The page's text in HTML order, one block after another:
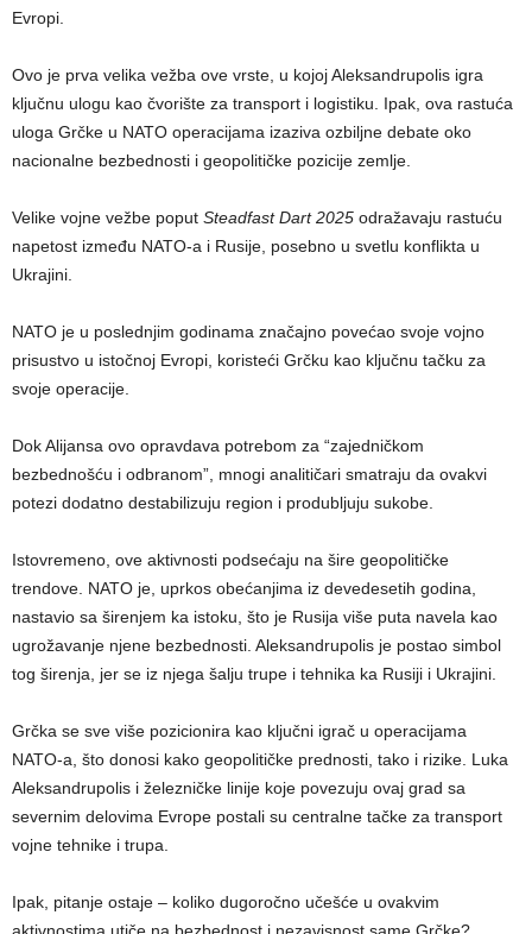
Evropi.
Ovo je prva velika vežba ove vrste, u kojoj Aleksandrupolis igra
ključnu ulogu kao čvorište za transport i logistiku. Ipak, ova rastuća
uloga Grčke u NATO operacijama izaziva ozbiljne debate oko
nacionalne bezbednosti i geopolitičke pozicije zemlje.
Velike vojne vežbe poput Steadfast Dart 2025 odražavaju rastuću
napetost između NATO-a i Rusije, posebno u svetlu konflikta u
Ukrajini.
NATO je u poslednjim godinama značajno povećao svoje vojno
prisustvo u istočnoj Evropi, koristeći Grčku kao ključnu tačku za
svoje operacije.
Dok Alijansa ovo opravdava potrebom za “zajedničkom
bezbednošću i odbranom”, mnogi analitičari smatraju da ovakvi
potezi dodatno destabilizuju region i produbljuju sukobe.
Istovremeno, ove aktivnosti podsećaju na šire geopolitičke
trendove. NATO je, uprkos obećanjima iz devedesetih godina,
nastavio sa širenjem ka istoku, što je Rusija više puta navela kao
ugrožavanje njene bezbednosti. Aleksandrupolis je postao simbol
tog širenja, jer se iz njega šalju trupe i tehnika ka Rusiji i Ukrajini.
Grčka se sve više pozicionira kao ključni igrač u operacijama
NATO-a, što donosi kako geopolitičke prednosti, tako i rizike. Luka
Aleksandrupolis i železničke linije koje povezuju ovaj grad sa
severnim delovima Evrope postali su centralne tačke za transport
vojne tehnike i trupa.
Ipak, pitanje ostaje – koliko dugoročno učešće u ovakvim
aktivnostima utiče na bezbednost i nezavisnost same Grčke?